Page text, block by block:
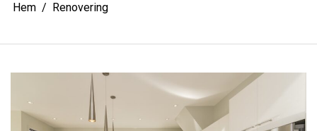
Hem Renovering